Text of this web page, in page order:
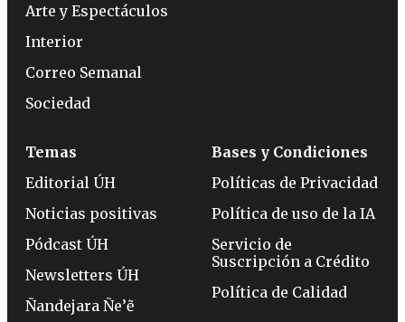
Arte y Espectáculos
Interior
Correo Semanal
Sociedad
Temas
Editorial ÚH
Noticias positivas
Pódcast ÚH
Newsletters ÚH
Ñandejara Ñe’ẽ
Bases y Condiciones
Políticas de Privacidad
Política de uso de la IA
Servicio de
Suscripción a Crédito
Política de Calidad